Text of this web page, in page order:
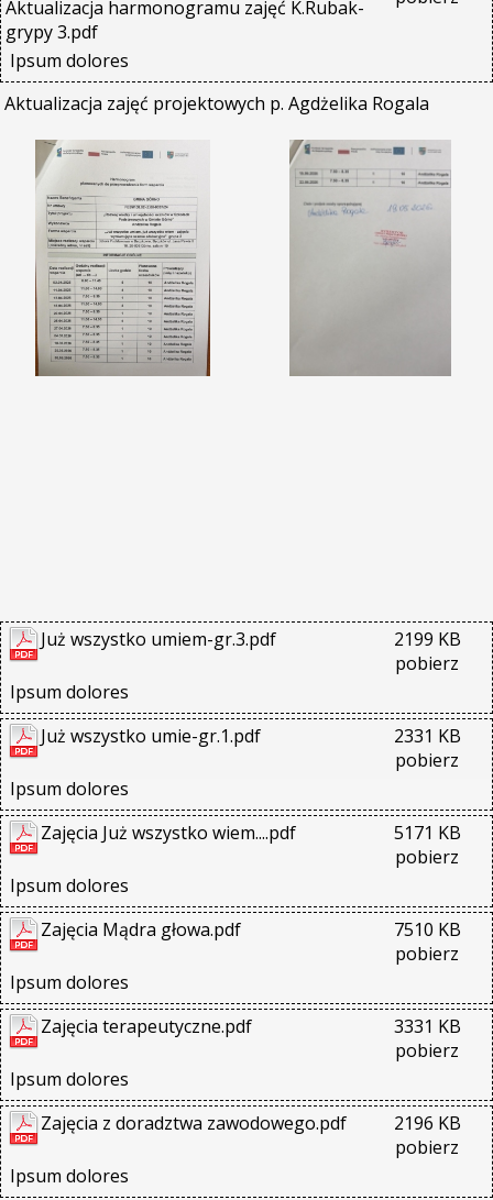
Aktualizacja harmonogramu zajęć K.Rubak-
grypy 3.pdf
Ipsum dolores
Aktualizacja zajęć projektowych p. Agdżelika Rogala
Już wszystko umiem-gr.3.pdf
2199 KB
pobierz
Ipsum dolores
Już wszystko umie-gr.1.pdf
2331 KB
pobierz
Ipsum dolores
Zajęcia Już wszystko wiem....pdf
5171 KB
pobierz
Ipsum dolores
Zajęcia Mądra głowa.pdf
7510 KB
pobierz
Ipsum dolores
Zajęcia terapeutyczne.pdf
3331 KB
pobierz
Ipsum dolores
Zajęcia z doradztwa zawodowego.pdf
2196 KB
pobierz
Ipsum dolores